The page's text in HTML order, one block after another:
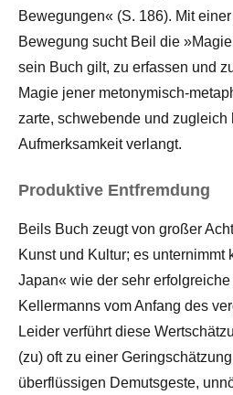
Bewegungen« (S. 186). Mit
Bewegung sucht Beil die
sein Buch gilt, zu erfassen und
Magie jener metonymisch-
zarte, schwebende und zugleich
Aufmerksamkeit verlangt.
Produktive Entfremdung
Beils Buch zeugt von großer
Kunst und Kultur; es unternimmt
Japan« wie der sehr
Kellermanns vom Anfang des
Leider verführt diese
(zu) oft zu einer
überflüssigen Demutsgeste,